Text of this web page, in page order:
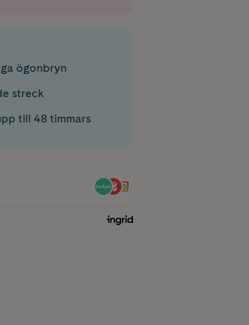
ögonbryn
streck
till 48 timmars